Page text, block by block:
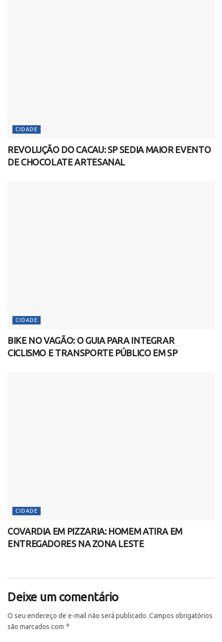
CIDADE
REVOLUÇÃO DO CACAU: SP SEDIA MAIOR EVENTO
DE CHOCOLATE ARTESANAL
CIDADE
BIKE NO VAGÃO: O GUIA PARA INTEGRAR
CICLISMO E TRANSPORTE PÚBLICO EM SP
CIDADE
COVARDIA EM PIZZARIA: HOMEM ATIRA EM
ENTREGADORES NA ZONA LESTE
Deixe um comentário
O seu endereço de e-mail não será publicado. Campos obrigatórios
são marcados com *